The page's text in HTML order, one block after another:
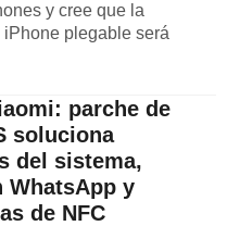
y cree que la
iPhone plegable será
parche de
soluciona
del sistema,
WhatsApp y
de NFC